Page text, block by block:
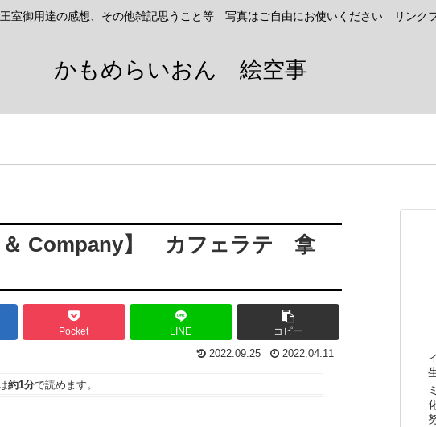
室御用達の感想、その他雑記思うこと等 写真はご自由にお使いください リンク
かもめらいおん 絵空事
Company】 カフェラテ 拿
Pocket LINE コピー
2022.09.25 2022.04.11
約1分で読めます。